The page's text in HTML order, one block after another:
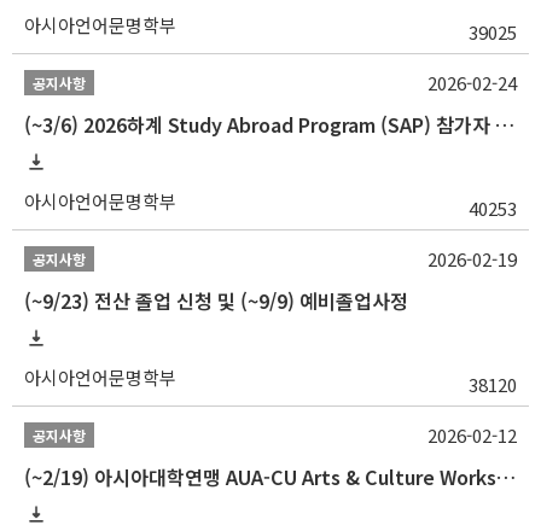
아시아언어문명학부 39025
공지사항
(~3/6) 2026하계 Study Abroad Program (SAP) 참가자 모집 안내
아시아언어문명학부 40253
2026-02-24
공지사항
(~9/23) 전산 졸업 신청 및 (~9/9) 예비졸업사정
아시아언어문명학부 38120
2026-02-19
공지사항
(~2/19) 아시아대학연맹 AUA-CU Arts & Culture Workshop Camp 2026 참가자 선발 안내
2026-02-12